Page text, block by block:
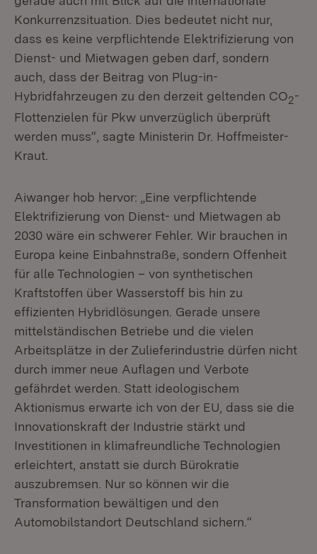
Konkurrenzsituation. Dies bedeutet nicht nur,
dass es keine verpflichtende Elektrifizierung von
Dienst- und Mietwagen geben darf, sondern
auch, dass der Beitrag von Plug-in-
Hybridfahrzeugen zu den derzeit geltenden CO2-
Flottenzielen für Pkw unverzüglich überprüft
werden muss“, sagte Ministerin Dr. Hoffmeister-
Kraut.
Aiwanger hob hervor: „Eine verpflichtende
Elektrifizierung von Dienst- und Mietwagen ab
2030 wäre ein schwerer Fehler. Wir brauchen in
Europa keine Einbahnstraße, sondern Offenheit
für alle Technologien – von synthetischen
Kraftstoffen über Wasserstoff bis hin zu
effizienten Hybridlösungen. Gerade unsere
mittelständischen Betriebe und die vielen
Arbeitsplätze in der Zulieferindustrie dürfen nicht
durch immer neue Auflagen und Verbote
gefährdet werden. Statt ideologischem
Aktionismus erwarte ich von der EU, dass sie die
Innovationskraft der Industrie stärkt und
Investitionen in klimafreundliche Technologien
erleichtert, anstatt sie durch Bürokratie
auszubremsen. Nur so können wir die
Transformation bewältigen und den
Automobilstandort Deutschland sichern.“